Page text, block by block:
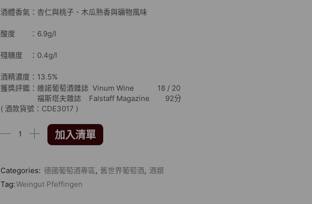
酒體香氣：杏仁與桃子、木瓜熟香與礦物風味
酸度 ：6.9g/l
殘糖度 ：0.4g/l
酒精濃度：13.5%
獲獎評鑑：維諾葡萄酒雜誌 Vinum Wine 18 / 20
福斯塔夫雜誌 Falstaff Magazine 92分
( 酒款貨號：CDE3017 )
加入清單
Categories: 德國葡萄酒專區, 舊世界葡萄酒, 酒類
Tag:Weingut Pfeffingen